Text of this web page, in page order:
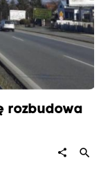
rozbudowa
share search